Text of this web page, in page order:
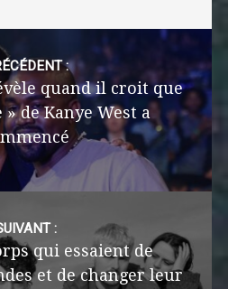
:
quand il croit que
» de Kanye West a
:
qui essaient de
et de changer leur